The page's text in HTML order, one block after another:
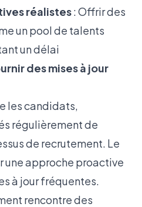
réalistes: Offrir des
un pool de talents
un délai
des mises à jour
les candidats,
régulièrement de
de recrutement. Le
approche proactive
à jour fréquentes.
rencontre des